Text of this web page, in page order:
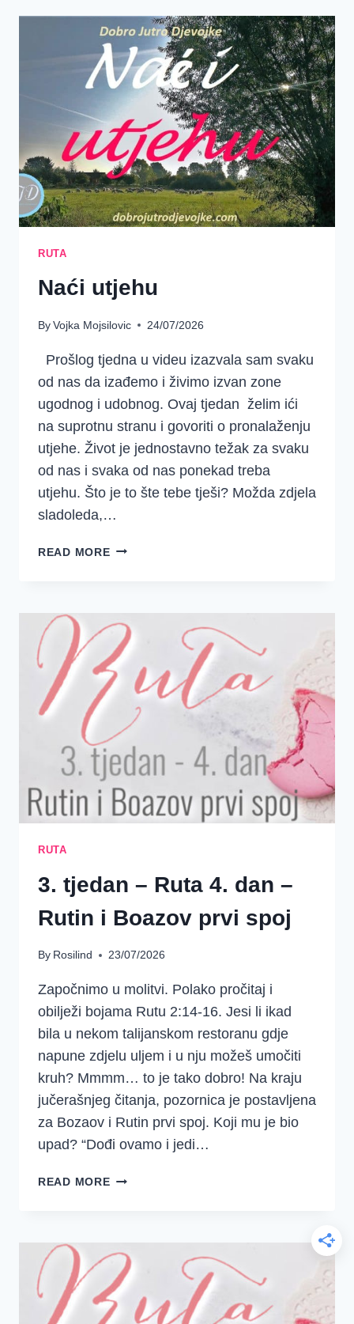
5.
DAN
–
NOVA
NADA
RUTA
Naći utjehu
ByVojka Mojsilovic 24/07/2026
Prošlog tjedna u videu izazvala sam svaku
od nas da izađemo i živimo izvan zone
ugodnog i udobnog. Ovaj tjedan želim ići
na suprotnu stranu i govoriti o pronalaženju
utjehe. Život je jednostavno težak za svaku
od nas i svaka od nas ponekad treba
utjehu. Što je to šte tebe tješi? Možda zdjela
sladoleda,…
READ MORENAĆI
RUTA
3. tjedan – Ruta 4. dan –
Rutin i Boazov prvi spoj
By Rosilind 23/07/2026
Započnimo u molitvi. Polako pročitaj i
obilježi bojama Rutu 2:14-16. Jesi li ikad
bila u nekom talijanskom restoranu gdje
napune zdjelu uljem i u nju možeš umočiti
kruh? Mmmm… to je tako dobro! Na kraju
jučerašnjeg čitanja, pozornica je postavljena
za Bozaov i Rutin prvi spoj. Koji mu je bio
upad? “Dođi ovamo i jedi…
READ MORE3.
4.
DAN
–
RUTIN